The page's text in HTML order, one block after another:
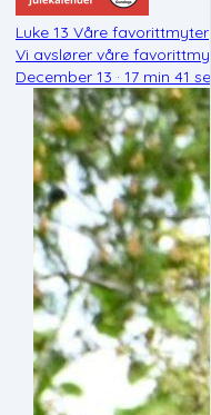
Luke 13 Våre favorittmyter
Vi avslører våre
December 13 · 17 min 41